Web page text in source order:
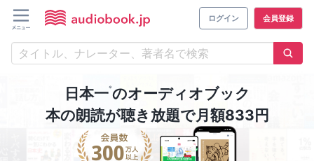
ログイン 会員登録
日本一※のオーディオブック
本の朗読が聴き放題で月額833円